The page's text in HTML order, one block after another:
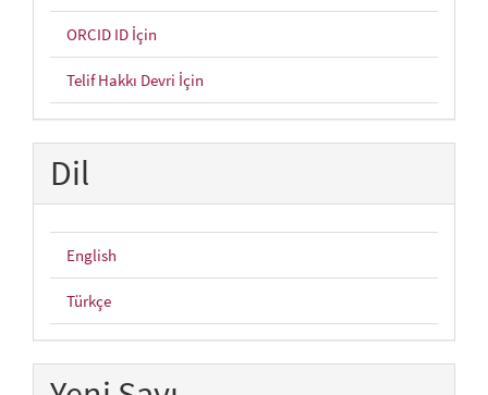
ORCID ID İçin
Telif Hakkı Devri İçin
Dil
English
Türkçe